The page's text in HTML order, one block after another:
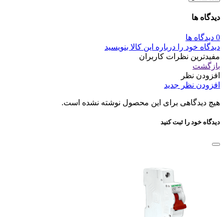
دیدگاه ها
0 دیدگاه ها
دیدگاه خود را درباره این کالا بنویسید
مفیدترین نظرات کاربران
بازگشت
افزودن نظر
افزودن نظر جدید
هیچ دیدگاهی برای این محصول نوشته نشده است.
دیدگاه خود را ثبت کنید